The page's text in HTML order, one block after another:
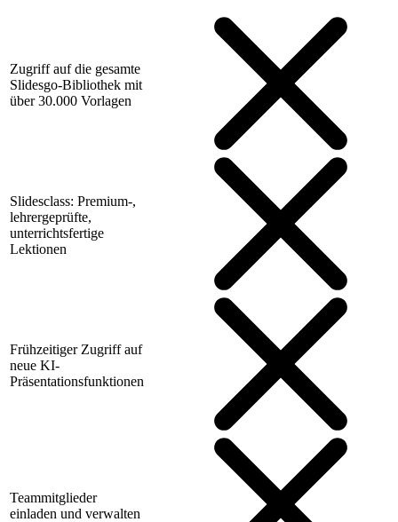
Zugriff auf die gesamte
Slidesgo-Bibliothek mit
über 30.000 Vorlagen
Slidesclass: Premium-,
lehrergeprüfte,
unterrichtsfertige
Lektionen
Frühzeitiger Zugriff auf
neue KI-
Präsentationsfunktionen
Teammitglieder
einladen und verwalten